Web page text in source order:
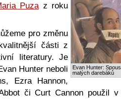
Evan Hunter:
malých darebáků
Puza z roku
pro změnu
části z
literatury. Je
Hunter neboli
Ezra Hannon,
či Curt Cannon použil